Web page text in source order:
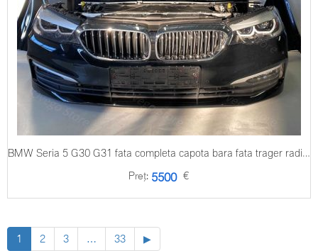
BMW Seria 5 G30 G31 fata completa capota bara fata trager radiatoare
Preț: 5500 €
1 2 3 … 33 ▶